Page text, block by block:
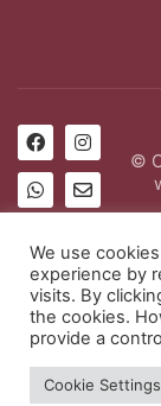
©
We use
experience by
visits. By
the cookies.
provide a
Cookie Settings